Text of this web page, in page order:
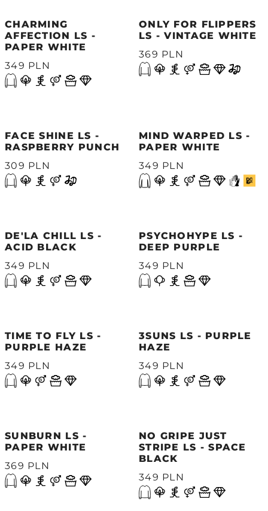
CHARMING
AFFECTION LS -
PAPER WHITE
349 PLN
ONLY FOR FLIPPERS
LS - VINTAGE WHITE
369 PLN
FACE SHINE LS -
RASPBERRY PUNCH
309 PLN
MIND WARPED LS -
PAPER WHITE
349 PLN
DE'LA CHILL LS -
ACID BLACK
349 PLN
PSYCHOHYPE LS -
DEEP PURPLE
349 PLN
TIME TO FLY LS -
PURPLE HAZE
349 PLN
3SUNS LS - PURPLE
HAZE
349 PLN
SUNBURN LS -
PAPER WHITE
369 PLN
NO GRIPE JUST
STRIPE LS - SPACE
BLACK
349 PLN